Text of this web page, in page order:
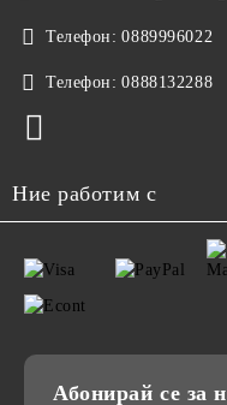
Телефон: 0889996022
Телефон: 0888132288
Ние работим с
Абонирай се за